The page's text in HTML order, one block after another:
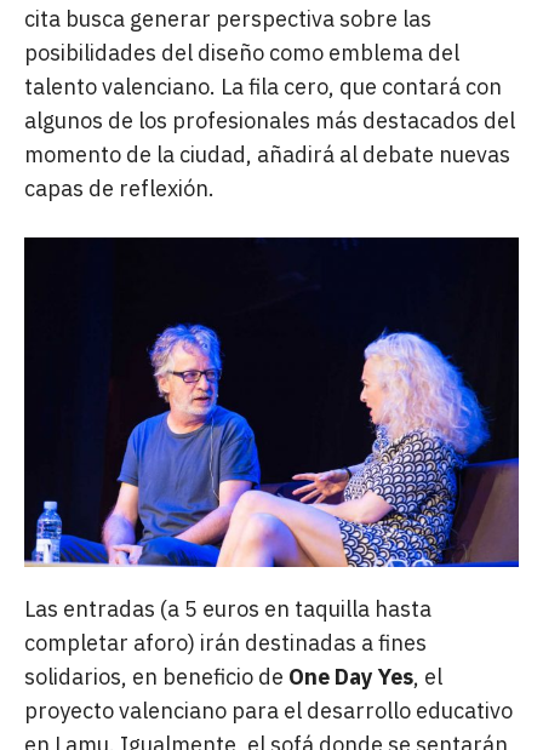
cita busca generar perspectiva sobre las
posibilidades del diseño como emblema del
talento valenciano. La fila cero, que contará con
algunos de los profesionales más destacados del
momento de la ciudad, añadirá al debate nuevas
capas de reflexión.
Las entradas (a 5 euros en taquilla hasta
completar aforo) irán destinadas a fines
solidarios, en beneficio de One Day Yes, el
proyecto valenciano para el desarrollo educativo